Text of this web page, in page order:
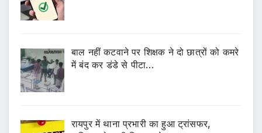
बाल नहीं कटवाने पर शिक्षक ने दो छात्रों को कमरे
में बंद कर डंडे से पीटा…
रायपुर में थाना प्रभारी का हुआ ट्रांसफर,